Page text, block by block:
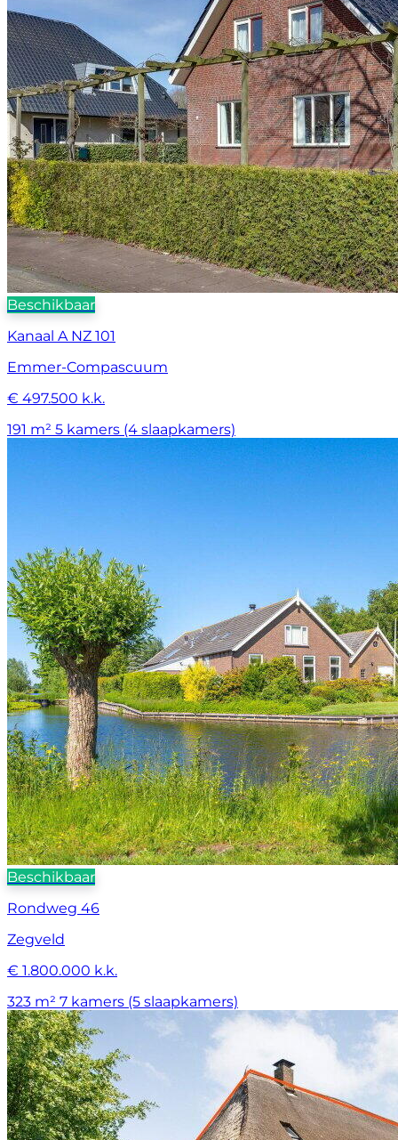
Beschikbaar
Kanaal A NZ 101
Emmer-Compascuum
€ 497.500 k.k.
191 m² 5 kamers (4 slaapkamers)
Beschikbaar
Rondweg 46
Zegveld
€ 1.800.000 k.k.
323 m² 7 kamers (5 slaapkamers)